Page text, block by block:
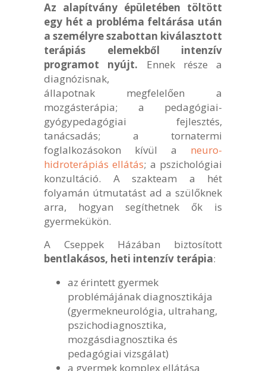
Az alapítvány épületében töltött
egy hét a probléma feltárása után
a személyre szabottan kiválasztott
terápiás elemekből intenzív
programot nyújt. Ennek része a
diagnózisnak,
állapotnak megfelelően a
mozgásterápia; a pedagógiai-
gyógypedagógiai fejlesztés,
tanácsadás; a tornatermi
foglalkozásokon kívül a neuro-
hidroterápiás ellátás; a pszichológiai
konzultáció. A szakteam a hét
folyamán útmutatást ad a szülőknek
arra, hogyan segíthetnek ők is
gyermekükön.
A Cseppek Házában biztosított
bentlakásos, heti intenzív terápia:
az érintett gyermek
problémájának diagnosztikája
(gyermekneurológia, ultrahang,
pszichodiagnosztika,
mozgásdiagnosztika és
pedagógiai vizsgálat)
a gyermek komplex ellátása